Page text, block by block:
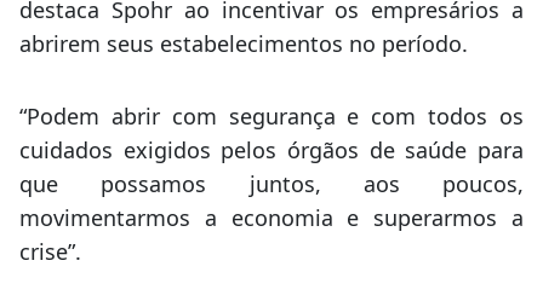
conta muito tanto para as empresas quanto
para seus funcionários que almejam a retomada
destaca Spohr ao incentivar os empresários a
abrirem seus estabelecimentos no período.
“Podem abrir com segurança e com todos os
cuidados exigidos pelos órgãos de saúde para